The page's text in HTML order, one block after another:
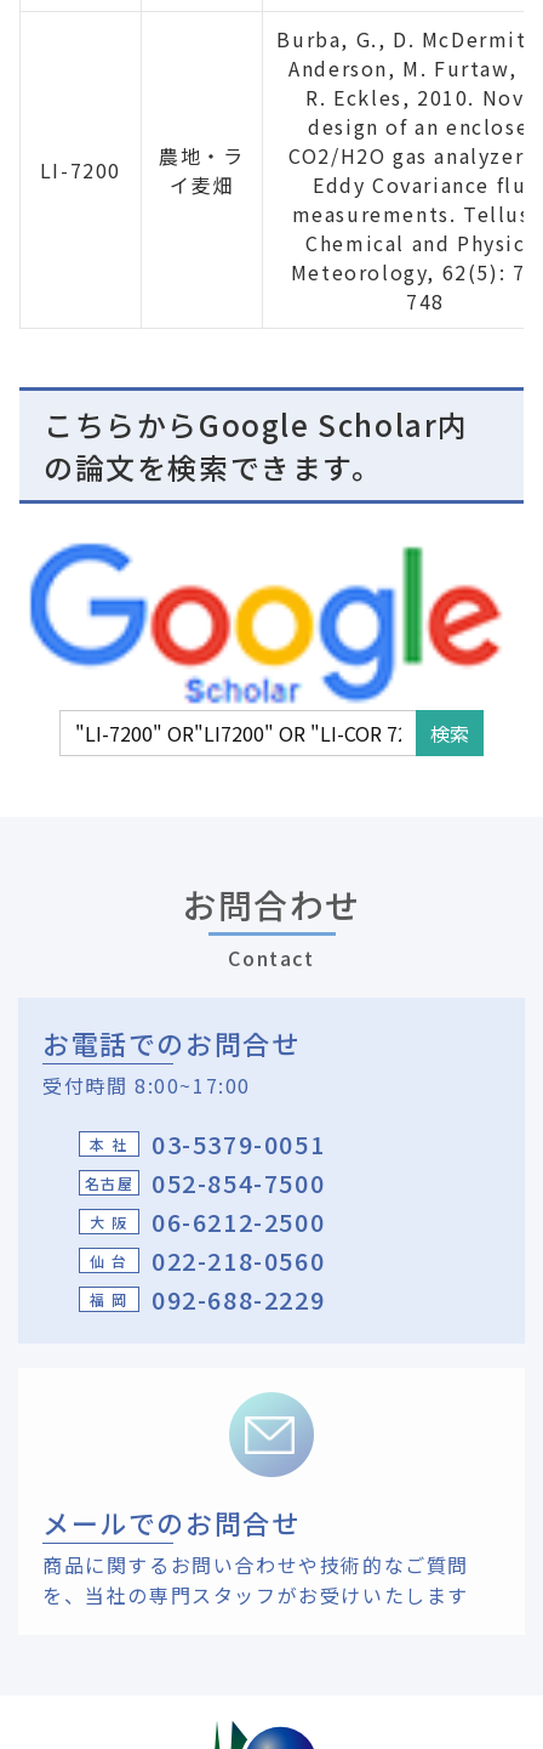
LI-7200
農地・ラ
イ麦畑
Burba, G., D.
Anderson, M. Furtaw,
R. Eckles, 2010.
design of an enclosed
CO2/H2O gas analyzer
Eddy Covariance flux
measurements. Tellus
Chemical and
Meteorology, 62(5):
748
こちらからGoogle Scholar内
の論文を検索できます。
お問合わせ
Contact
お電話でのお問合せ
受付時間 8:00~17:00
本 社 03-5379-0051
名古屋 052-854-7500
大 阪 06-6212-2500
仙 台 022-218-0560
福 岡 092-688-2229
メールでのお問合せ
商品に関するお問い合わせや技術的なご質問
を、 当社の専門スタッフがお受けいたします